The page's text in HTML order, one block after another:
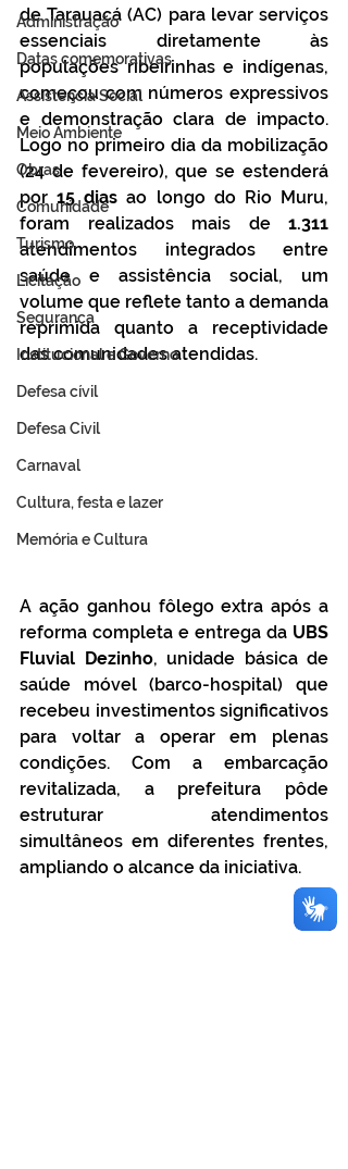
Administração
Datas comemorativas
Assistência Social
Meio Ambiente
Obras
Comunidade
Turismo
Licitação
Segurança
Institucional e Governo
Defesa cívil
Defesa Civil
Carnaval
Cultura, festa e lazer
Memória e Cultura
de Tarauacá (AC) para levar serviços
essenciais diretamente às
populações ribeirinhas e indígenas,
começou com números expressivos
e demonstração clara de impacto.
Logo no primeiro dia da mobilização
(24 de fevereiro), que se estenderá
por 15 dias ao longo do Rio Muru,
foram realizados mais de 1.311
atendimentos integrados entre
saúde e assistência social, um
volume que reflete tanto a demanda
reprimida quanto a receptividade
das comunidades atendidas.
A ação ganhou fôlego extra após a
reforma completa e entrega da UBS
Fluvial Dezinho, unidade básica de
saúde móvel (barco-hospital) que
recebeu investimentos significativos
para voltar a operar em plenas
condições. Com a embarcação
revitalizada, a prefeitura pôde
estruturar atendimentos
simultâneos em diferentes frentes,
ampliando o alcance da iniciativa.